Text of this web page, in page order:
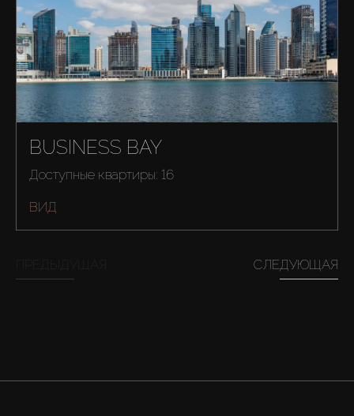
BUSINESS BAY
Доступные квартиры: 16
ВИД
СЛЕДУЮЩАЯ